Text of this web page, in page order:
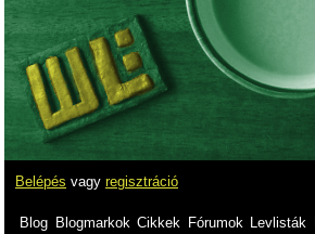
Belépés vagy regisztráció
Blog Blogmarkok Cikkek Fórumok Levlisták